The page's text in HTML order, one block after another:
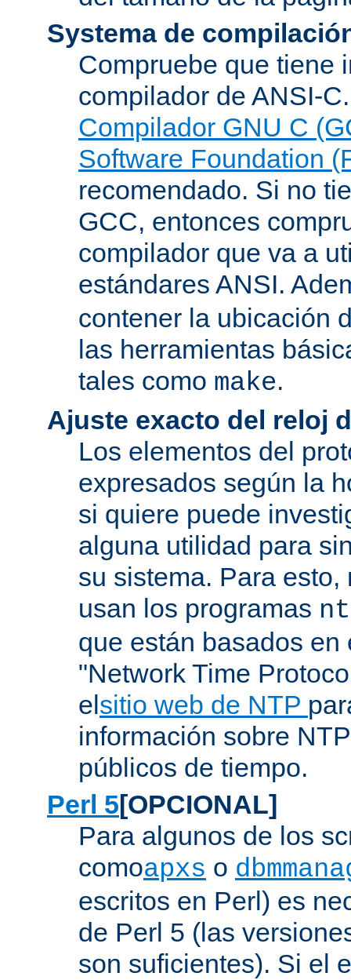
Systema de
Compruebe que tiene
compilador de ANSI-
Compilador GNU C
Software Foundation
recomendado. Si no
GCC, entonces
compilador que va a
estándares ANSI.
contener la ubicación
las herramientas
tales como make.
Ajuste exacto del reloj
Los elementos del
expresados según la
si quiere puede
alguna utilidad para
su sistema. Para esto,
usan los programas
que están basados en
"Network Time
elsitio web de NTP
información sobre
públicos de tiempo.
Perl 5[OPCIONAL]
Para algunos de los
comoapxs o
escritos en Perl) es
de Perl 5 (las
son suficientes). Si el